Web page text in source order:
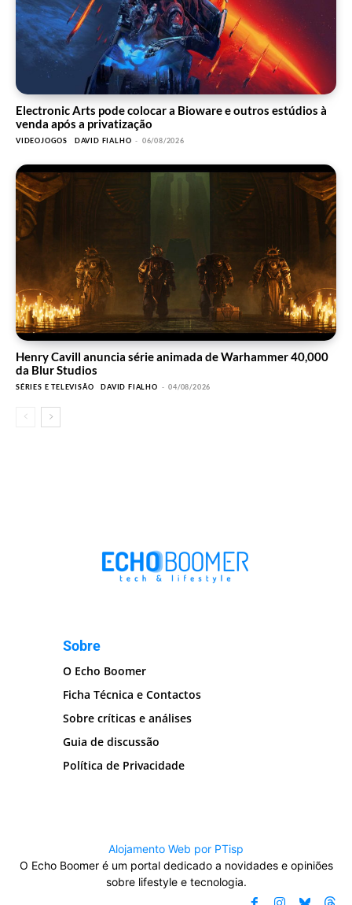
Electronic Arts pode colocar a Bioware e outros estúdios à
venda após a privatização
VIDEOJOGOS DAVID FIALHO - 06/08/2026
Henry Cavill anuncia série animada de Warhammer 40,000
da Blur Studios
SÉRIES E TELEVISÃO DAVID FIALHO - 04/08/2026
Sobre
O Echo Boomer
Ficha Técnica e Contactos
Sobre críticas e análises
Guia de discussão
Política de Privacidade
Alojamento Web por PTisp
O Echo Boomer é um portal dedicado a novidades e opiniões
sobre lifestyle e tecnologia.